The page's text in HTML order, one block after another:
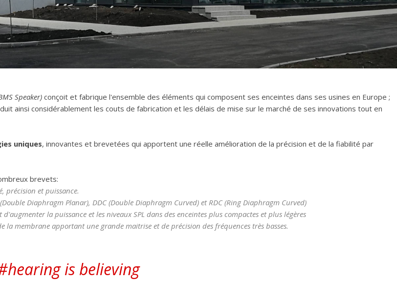
Speaker) conçoit et fabrique l'ensemble des éléments qui composent ses enceintes dans ses usines en Europe ;
ainsi considérablement les couts de fabrication et les délais de mise sur le marché de ses innovations tout en
uniques, innovantes et brevetées qui apportent une réelle amélioration de la précision et de la fiabilité par
brevets:
précision et puissance.
Diaphragm Planar), DDC (Double Diaphragm Curved) et RDC (Ring Diaphragm Curved)
la puissance et les niveaux SPL dans des enceintes plus compactes et plus légères
membrane apportant une grande maitrise et de précision des fréquences très basses.
is believing